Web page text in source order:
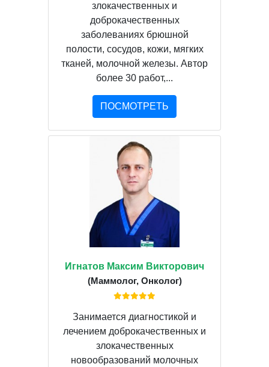
злокачественных и
доброкачественных
заболеваниях брюшной
полости, сосудов, кожи, мягких
тканей, молочной железы. Автор
более 30 работ,...
ПОСМОТРЕТЬ
Игнатов Максим Викторович
(Маммолог, Онколог)
Занимается диагностикой и
лечением доброкачественных и
злокачественных
новообразований молочных